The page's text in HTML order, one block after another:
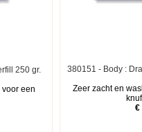
250 gr.
een
380151 - Body :
Zeer zacht en
€